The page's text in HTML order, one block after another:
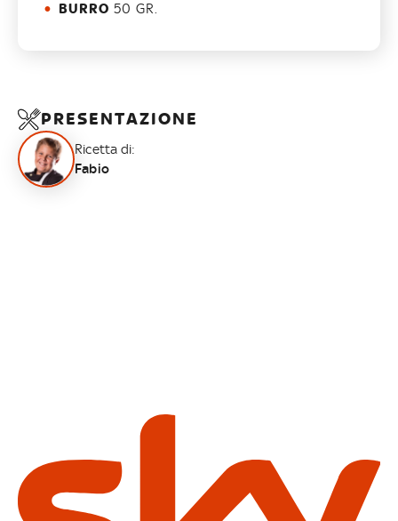
BURRO 50 GR.
PRESENTAZIONE
Ricetta di:
Fabio